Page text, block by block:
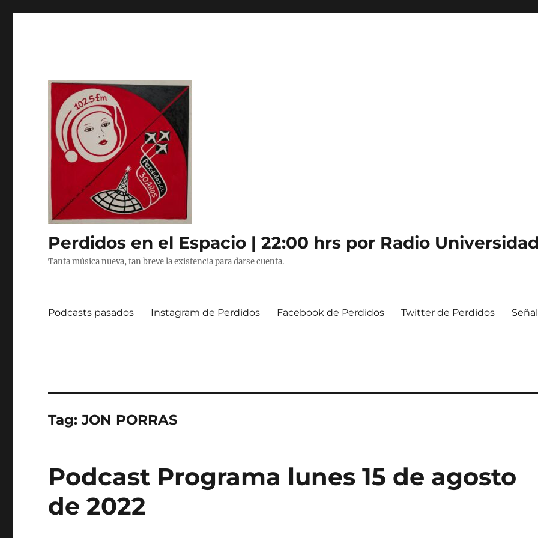
Perdidos en el Espacio | 22:00 hrs por Radio
Tanta música nueva, tan breve la existencia para darse cuenta.
Podcasts pasados Instagram de Perdidos Facebook de Perdidos Twitter de Perdidos
Tag:JON PORRAS
Podcast Programa lunes 15 de agosto
de 2022